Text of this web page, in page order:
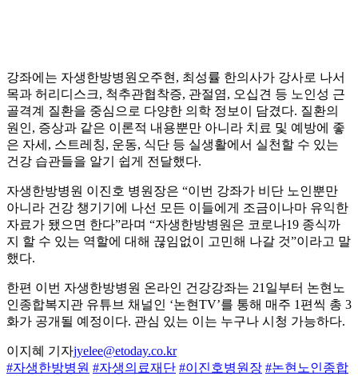
강좌에는 자생한방병원오주현, 최성률 한의사가 강사로 나서
목과 허리디스크, 척추관협착증, 관절염, 오십견 등 노인성 근
골격계 질환을 중심으로 다양한 의학 정보이 담겼다. 질환의
원인, 증상과 같은 이론적 내용뿐만 아니라 치료 및 예방에 좋
은 자세, 스트레칭, 운동, 식단 등 실생활에서 실천할 수 있는
건강 습관들을 알기 쉽게 전달했다.
자생한방병원 이진호 병원장은 “이번 강좌가 비단 노인뿐만
아니라 건강 챙기기에 나선 모든 이들에게 조금이나마 유익한
자료가 됐으면 한다”라며 “자생한방병원은 코로나19 종식까
지 할 수 있는 역할에 대해 끊임없이 고민해 나갈 것”이라고 말
했다.
한편 이번 자생한방병원 온라인 건강강좌는 21일부터 논현노
인종합복지관 유튜브 채널인 ‘논현TV’를 통해 매주 1편씩 총 3
화가 공개될 예정이다. 관심 있는 이는 누구나 시청 가능하다.
이지혜 기자jyelee@etoday.co.kr
#자생한방병원 #자생의료재단 #이진호병원장 #논현노인종합